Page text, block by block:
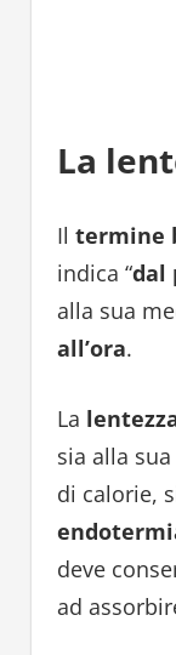
La
Il termine
indica “dal
alla sua
all’ora.
La
sia alla
di calorie,
deve
ad